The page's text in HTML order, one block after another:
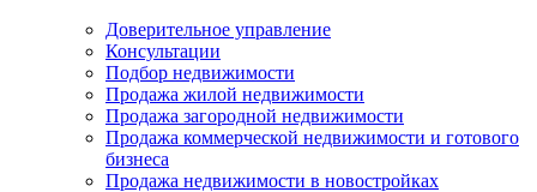
Доверительное управление
Консультации
Подбор недвижимости
Продажа жилой недвижимости
Продажа загородной недвижимости
Продажа коммерческой недвижимости и готового
бизнеса
Продажа недвижимости в новостройках